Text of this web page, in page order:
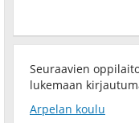
Seuraavien
lukemaan
Arpelan koulu